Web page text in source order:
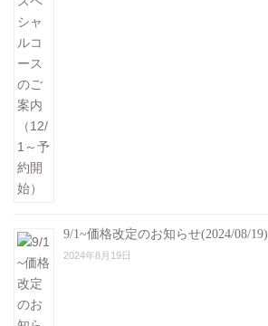
9/1~価格改定のお知らせ(2024/08/19)
2024年8月19日